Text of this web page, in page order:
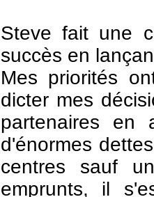
Steve fait une
succès en
Mes priorités
dicter mes
partenaires en
d'énormes
centres sauf
emprunts, il